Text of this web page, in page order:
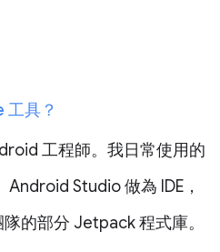
具？
工程師。我日常使用的
Studio 做為 IDE，
的部分 Jetpack 程式庫。